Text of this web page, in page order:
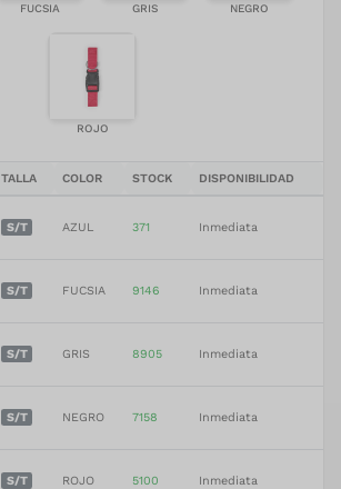
FUCSIA GRIS NEGRO
ROJO
TALLA COLOR STOCK DISPONIBILIDAD
S/T AZUL 371 Inmediata
S/T FUCSIA 9146 Inmediata
S/T GRIS 8905 Inmediata
S/T NEGRO 7158 Inmediata
S/T ROJO 5100 Inmediata